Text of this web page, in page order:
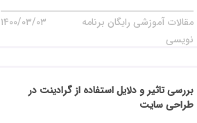
مقالات آموزشی رایگان برنامه
نویسی
۱۴۰۰/۰۳/۰۳
بررسی تاثیر و دلایل استفاده از گرادینت در
طراحی سایت